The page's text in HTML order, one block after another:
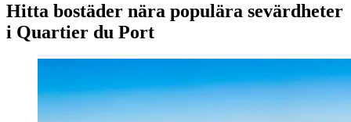
Hitta bostäder nära populära sevärdheter
i Quartier du Port